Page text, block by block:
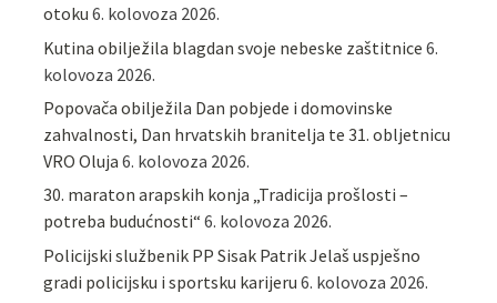
otoku 6. kolovoza 2026.
Kutina obilježila blagdan svoje nebeske zaštitnice 6.
kolovoza 2026.
Popovača obilježila Dan pobjede i domovinske
zahvalnosti, Dan hrvatskih branitelja te 31. obljetnicu
VRO Oluja 6. kolovoza 2026.
30. maraton arapskih konja „Tradicija prošlosti –
potreba budućnosti“ 6. kolovoza 2026.
Policijski službenik PP Sisak Patrik Jelaš uspješno
gradi policijsku i sportsku karijeru 6. kolovoza 2026.